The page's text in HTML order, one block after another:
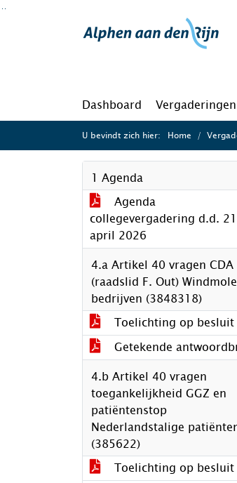
Ga naar de inhoud van deze pagina
Dashboard Vergaderingen
U bevindt zich hier: Home
1 Agenda
Agenda
collegevergadering d.d. 21
april 2026
4.a Artikel 40 vragen CDA
(raadslid F. Out)
bedrijven (3848318)
Toelichting op besluit
Getekende
4.b Artikel 40 vragen
toegankelijkheid GGZ en
patiëntenstop
Nederlandstalige
(385622)
Toelichting op besluit